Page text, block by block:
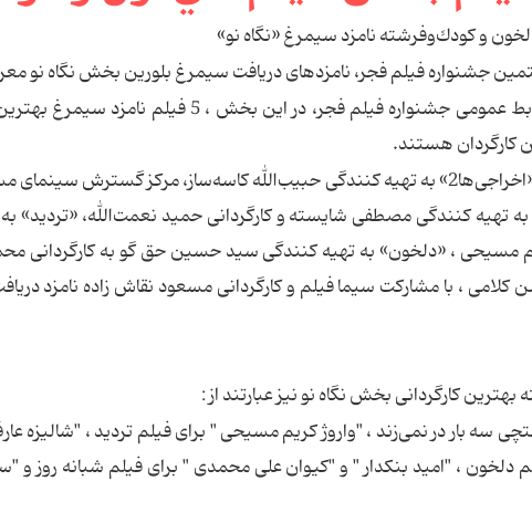
جشنواره فیلم فجر، نامزدهای دریافت سیمرغ بلورین بخش نگاه نو
كارگردان هستند.
بر پایه این گزارش، فیلم‌های «اخراجی‌ها2» به تهیه كنندگی حبیب‌الله كاسه‌ساز، مركز
تهیه كنندگی مصطفی شایسته و كارگردانی حمید نعمت‌الله، «تردید»
مسیحی ، «دلخون» به تهیه كنندگی سید حسین حق گو به كارگردانی
، با مشاركت سیما فیلم و كارگردانی مسعود نقاش زاده نامزد
كارگردانی بخش نگاه نو نیز عبارتند از :
بار در نمی‌زند ، "واروژ كریم مسیحی " برای فیلم تردید ، "شالیزه
دلخون ، "امید بنكدار " و "كیوان علی محمدی " برای فیلم شبانه روز و